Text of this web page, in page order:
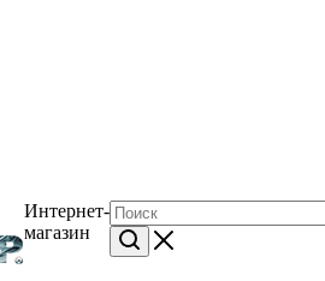
Интернет-
магазин